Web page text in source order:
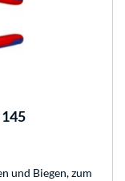
und Biegen, zum